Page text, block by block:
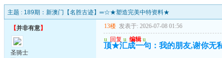
主题 : 189期：新澳门【名胜古迹】═☆★塑造完美中特资料★
【并非有意】
圣骑士
13楼 发表于: 2026-07-08 01:56
u 回复 u 编辑 u
顶★汇成一句：我的朋友,谢你无